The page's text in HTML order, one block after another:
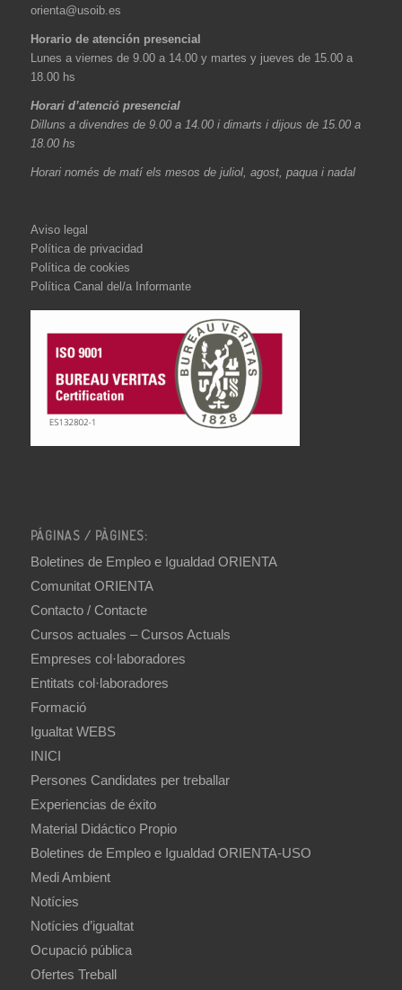
orienta@usoib.es
Horario de atención presencial
Lunes a viernes de 9.00 a 14.00 y martes y jueves de 15.00 a
18.00 hs
Horari d’atenció presencial
Dilluns a divendres de 9.00 a 14.00 i dimarts i dijous de 15.00 a
18.00 hs
Horari només de matí els mesos de juliol, agost, paqua i nadal
Aviso legal
Política de privacidad
Política de cookies
Política Canal del/a Informante
PÁGINAS / PÀGINES:
Boletines de Empleo e Igualdad ORIENTA
Comunitat ORIENTA
Contacto / Contacte
Cursos actuales – Cursos Actuals
Empreses col·laboradores
Entitats col·laboradores
Formació
Igualtat WEBS
INICI
Persones Candidates per treballar
Experiencias de éxito
Material Didáctico Propio
Boletines de Empleo e Igualdad ORIENTA-USO
Medi Ambient
Notícies
Notícies d’igualtat
Ocupació pública
Ofertes Treball